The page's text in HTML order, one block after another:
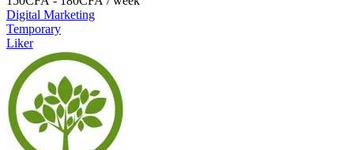
Digital Marketing
Temporary
Liker